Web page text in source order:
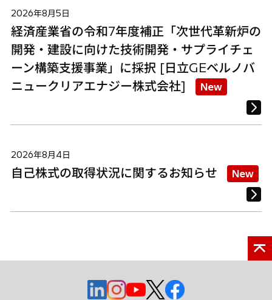
2026年8月5日
経済産業省の令和7年度補正「次世代革新炉の
開発・建設に向けた技術開発・サプライチェ
ーン構築支援事業」に採択 [日立GEベルノバ
ニュークリアエナジー株式会社]
New
2026年8月4日
自己株式の取得状況に関するお知らせ New
新
新
新
新
新